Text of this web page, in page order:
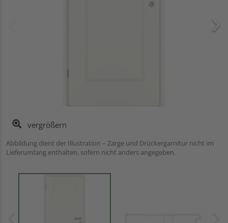
vergrößern
Abbildung dient der Illustration – Zarge und Drückergarnitur nicht im
Lieferumfang enthalten, sofern nicht anders angegeben.